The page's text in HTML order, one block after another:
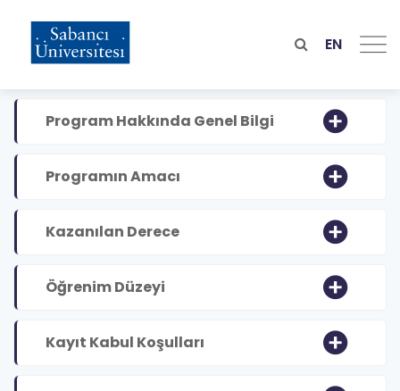
content
EN
Program Hakkında Genel Bilgi
Programın Amacı
Kazanılan Derece
Öğrenim Düzeyi
Kayıt Kabul Koşulları